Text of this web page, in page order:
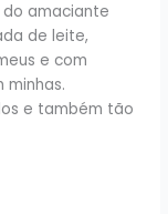
amaciante
de leite,
e com
minhas.
e também tão